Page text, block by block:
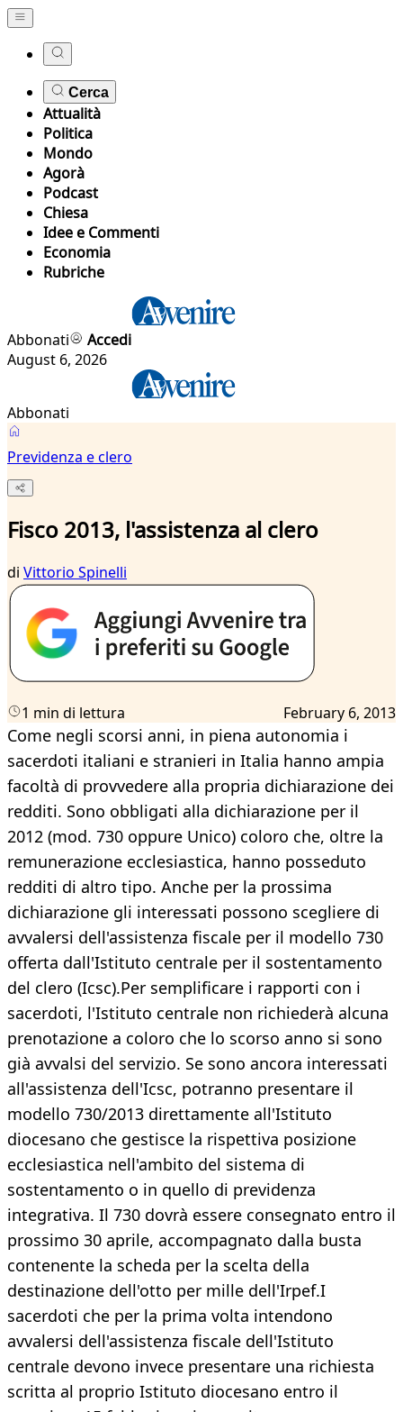
Cerca
Attualità
Politica
Mondo
Agorà
Podcast
Chiesa
Idee e Commenti
Economia
Rubriche
Abbonati
Accedi
August 6, 2026
Abbonati
Previdenza e clero
Fisco 2013, l'assistenza al clero
di Vittorio Spinelli
1 min di lettura February 6, 2013
Come negli scorsi anni, in piena autonomia i
sacerdoti italiani e stranieri in Italia hanno ampia
facoltà di provvedere alla propria dichiarazione dei
redditi. Sono obbligati alla dichiarazione per il
2012 (mod. 730 oppure Unico) coloro che, oltre la
remunerazione ecclesiastica, hanno posseduto
redditi di altro tipo. Anche per la prossima
dichiarazione gli interessati possono scegliere di
avvalersi dell'assistenza fiscale per il modello 730
offerta dall'Istituto centrale per il sostentamento
del clero (Icsc).Per semplificare i rapporti con i
sacerdoti, l'Istituto centrale non richiederà alcuna
prenotazione a coloro che lo scorso anno si sono
già avvalsi del servizio. Se sono ancora interessati
all'assistenza dell'Icsc, potranno presentare il
modello 730/2013 direttamente all'Istituto
diocesano che gestisce la rispettiva posizione
ecclesiastica nell'ambito del sistema di
sostentamento o in quello di previdenza
integrativa. Il 730 dovrà essere consegnato entro il
prossimo 30 aprile, accompagnato dalla busta
contenente la scheda per la scelta della
destinazione dell'otto per mille dell'Irpef.I
sacerdoti che per la prima volta intendono
avvalersi dell'assistenza fiscale dell'Istituto
centrale devono invece presentare una richiesta
scritta al proprio Istituto diocesano entro il